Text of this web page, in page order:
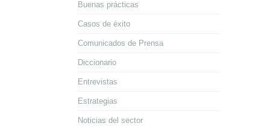
Buenas prácticas
Casos de éxito
Comunicados de Prensa
Diccionario
Entrevistas
Estrategias
Noticias del sector